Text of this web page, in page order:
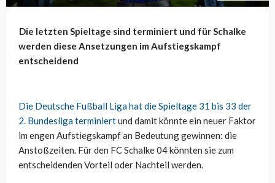
Die letzten Spieltage sind terminiert und für Schalke
werden diese Ansetzungen im Aufstiegskampf
entscheidend
Die Deutsche Fußball Liga hat die Spieltage 31 bis 33 der
2. Bundesliga terminiertund damit könnte ein neuer Faktor
im engen Aufstiegskampf an Bedeutung gewinnen: die
Anstoßzeiten. Für den FC Schalke 04 könnten sie zum
entscheidenden Vorteil oder Nachteil werden.